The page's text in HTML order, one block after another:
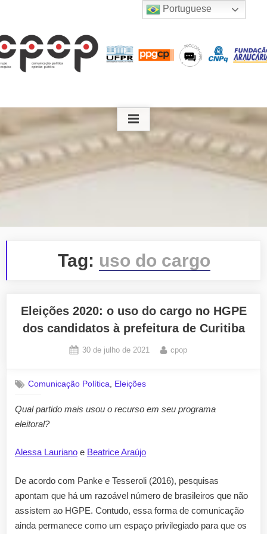
content
Tag: uso do cargo
Eleições 2020: o uso do cargo no HGPE
dos candidatos à prefeitura de Curitiba
Posted
30 de julho de 2021 By
cpop
Comunicação Política Eleições
Qual partido mais usou o recurso em seu programa
eleitoral?
Alessa Lauriano e Beatrice Araújo
De acordo com Panke e Tesseroli (2016), pesquisas
apontam que há um razoável número de brasileiros que não
assistem ao HGPE. Contudo, essa forma de comunicação
ainda permanece como um espaço privilegiado para que os
Portuguese